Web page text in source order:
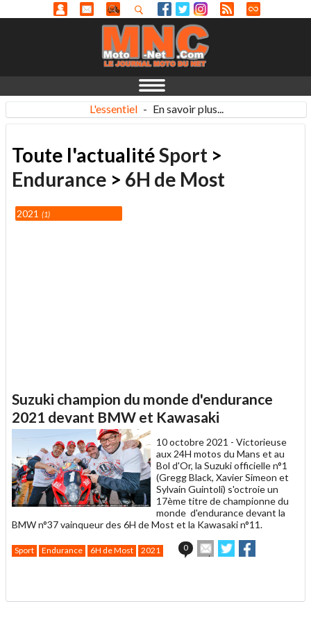
L'essentiel - En savoir plus...
Toute l'actualitéSport >
Endurance > 6H de Most
2021 1
Suzuki champion du monde d'endurance
2021 devant BMW et Kawasaki
10 octobre 2021 - Victorieuse
aux 24H motos du Mans et au
Bol d'Or, la Suzuki officielle n°1
(Gregg Black, Xavier Simeon et
Sylvain Guintoli) s'octroie un
17ème titre de championne du
monde d'endurance devant la
BMW n°37 vainqueur des 6H de Most et la Kawasaki n°11.
Sport Endurance 6H de Most 2021 0
Envoyer
cet
ami
Partager
sur sur